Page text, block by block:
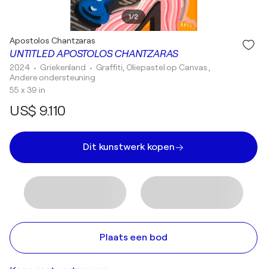
1/2
UNTITLED APOSTOLOS CHANTZARAS
Apostolos Chantzaras
2024 • Griekenland • Graffiti, Oliepastel op Canvas ,
Andere ondersteuning
55 x 39 in
US$ 9.110
Dit kunstwerk kopen
Plaats een bod